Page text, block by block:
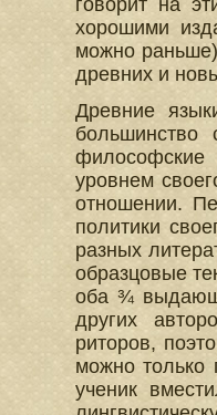
говорит на
хорошими
можно
древних и
Древние
философские
уровнем
отношении.
политики
разных
образцовые
оба ¾
других
риторов,
можно только
ученик